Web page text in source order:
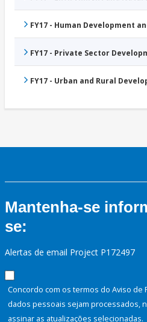
FY17 - Human Development
FY17 - Private Sector
FY17 - Urban and Rural
Mantenha-se
se:
Alertas de email Project P172497
Concordo com os termos do Aviso
dados pessoais sejam processados,
assinar as atualizações selecionadas.